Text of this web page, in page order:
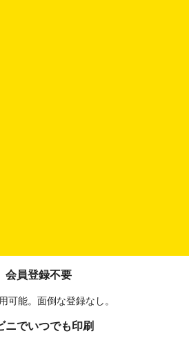
会員登録不要
可能。面倒な登録なし。
ニでいつでも印刷